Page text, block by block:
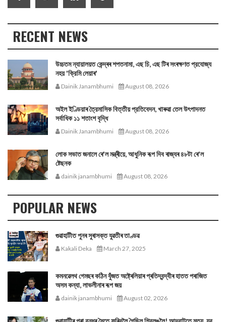
RECENT NEWS
উচ্চতম ন্যায়ালয়ত কেন্দ্ৰৰ শপতনামা, এছ চি, এছ টিৰ সংৰক্ষণত প্রযোজ্য
নহয় 'ক্রিমি লেয়াৰ'
Dainik Janambhumi August 08, 2026
অইল ইণ্ডিয়াৰ ত্রৈমাসিক বিত্তীয় প্রতিবেদন, খাৰুৱা তেল উৎপাদনত
সর্বাধিক ১১ শতাংশ বৃদ্ধি
Dainik Janambhumi August 08, 2026
লোক সভাত জনালে ৰে'ল মন্ত্ৰীয়ে, আধুনিক ৰূপ দিব ৰাজ্যৰ ৪৮টা ৰে'ল
ষ্টেছনক
dainik janambhumi August 08, 2026
POPULAR NEWS
গুৱাহাটীত পুনৰ সুৰাসক্ত যুৱতীৰ তাণ্ডৱ
Kakali Deka March 27, 2025
কমনৱেলথ গেমছৰ কঠিন যুঁজত অষ্ট্ৰেলিয়াৰ প্ৰতিদ্বন্দ্বীৰ হাতত পৰাজিত
অসম কন্যা, লাভলীনাৰ ৰূপ জয়
dainik janambhumi August 02, 2026